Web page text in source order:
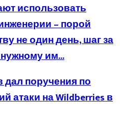
использовать
– порой
не один день, шаг за
им...
поручения по
атаки на Wildberries в